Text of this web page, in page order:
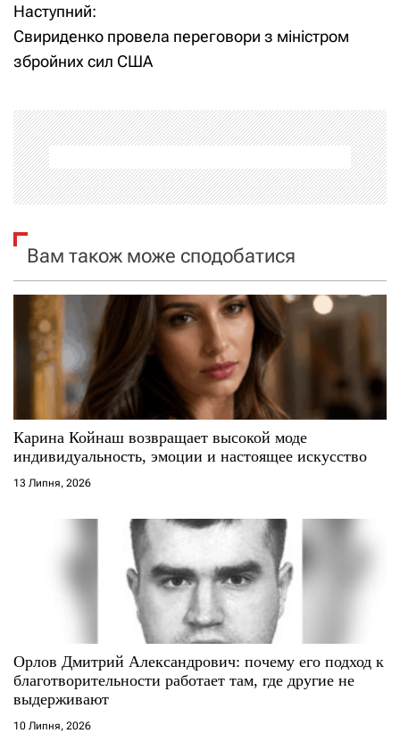
в
і
а
ц
і
я
з
с
і
Наступний:
Свириденко провела переговори з міністром
збройних сил США
Вам також може сподобатися
Карина Койнаш возвращает высокой моде
индивидуальность, эмоции и настоящее искусство
13 Липня, 2026
Орлов Дмитрий Александрович: почему его подход к
благотворительности работает там, где другие не
выдерживают
10 Липня, 2026